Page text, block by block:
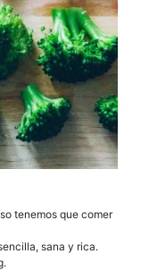
tenemos que comer
sana y rica.